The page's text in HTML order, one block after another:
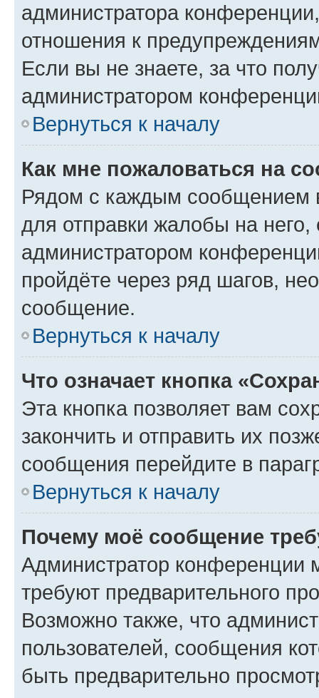
администратора
отношения к
Если вы не знаете, за что
администратором
Вернуться к началу
Как мне пожаловаться на
Рядом с каждым сообщением
для отправки жалобы на
администратором
пройдёте через ряд шагов,
сообщение.
Вернуться к началу
Что означает кнопка
Эта кнопка позволяет вам
закончить и отправить их
сообщения перейдите в
Вернуться к началу
Почему моё сообщение
Администратор конференции
требуют предварительного
Возможно также, что
пользователей, сообщения
быть предварительно